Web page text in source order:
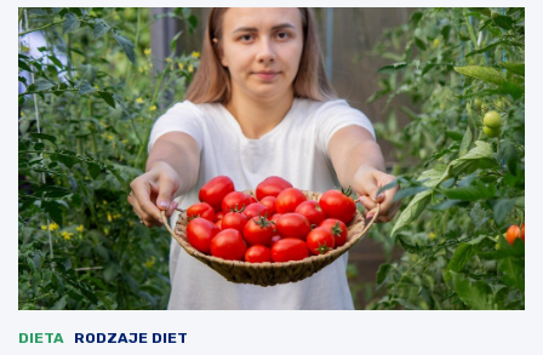
DIETA RODZAJE DIET